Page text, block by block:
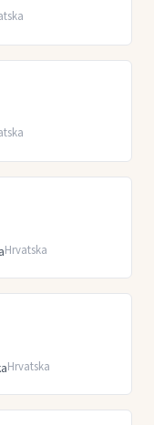
Hrvatska
Hrvatska